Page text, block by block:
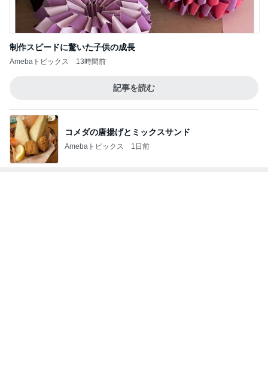
制作スピードに驚いた子供の成長
Amebaトピックス 13時間前
記事を読む
コメダの唐揚げとミックスサンド
Amebaトピックス 1日前